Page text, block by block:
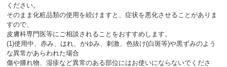
ください。
そのまま化粧品類の使用を続けますと、症状を悪化させることがありま
すので、
皮膚科専門医等にご相談されることをおすすめします。
(1)使用中、赤み、はれ、かゆみ、刺激、色抜け(白斑等)や黒ずみのよう
な異常があらわれた場合
傷や腫れ物、湿疹など異常のある部位にはお使いにならないでくださ